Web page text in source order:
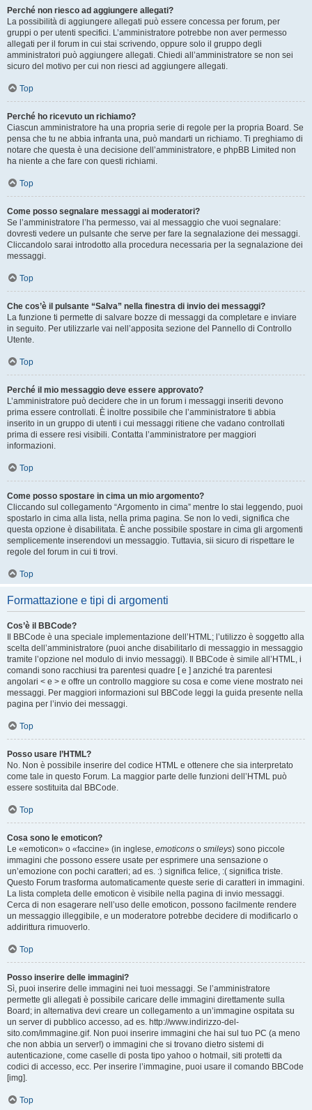
Perché non riesco ad aggiungere allegati?
La possibilità di aggiungere allegati può essere concessa per forum, per
gruppi o per utenti specifici. L’amministratore potrebbe non aver permesso
allegati per il forum in cui stai scrivendo, oppure solo il gruppo degli
amministratori può aggiungere allegati. Chiedi all’amministratore se non sei
sicuro del motivo per cui non riesci ad aggiungere allegati.
Top
Perché ho ricevuto un richiamo?
Ciascun amministratore ha una propria serie di regole per la propria Board. Se
pensa che tu ne abbia infranta una, può mandarti un richiamo. Ti preghiamo di
notare che questa è una decisione dell’amministratore, e phpBB Limited non
ha niente a che fare con questi richiami.
Top
Come posso segnalare messaggi ai moderatori?
Se l’amministratore l’ha permesso, vai al messaggio che vuoi segnalare:
dovresti vedere un pulsante che serve per fare la segnalazione dei messaggi.
Cliccandolo sarai introdotto alla procedura necessaria per la segnalazione dei
messaggi.
Top
Che cos’è il pulsante “Salva” nella finestra di invio dei messaggi?
La funzione ti permette di salvare bozze di messaggi da completare e inviare
in seguito. Per utilizzarle vai nell’apposita sezione del Pannello di Controllo
Utente.
Top
Perché il mio messaggio deve essere approvato?
L’amministratore può decidere che in un forum i messaggi inseriti devono
prima essere controllati. È inoltre possibile che l’amministratore ti abbia
inserito in un gruppo di utenti i cui messaggi ritiene che vadano controllati
prima di essere resi visibili. Contatta l’amministratore per maggiori
informazioni.
Top
Come posso spostare in cima un mio argomento?
Cliccando sul collegamento “Argomento in cima” mentre lo stai leggendo, puoi
spostarlo in cima alla lista, nella prima pagina. Se non lo vedi, significa che
questa opzione è disabilitata. È anche possibile spostare in cima gli argomenti
semplicemente inserendovi un messaggio. Tuttavia, sii sicuro di rispettare le
regole del forum in cui ti trovi.
Top
Formattazione e tipi di argomenti
Cos’è il BBCode?
Il BBCode è una speciale implementazione dell’HTML; l’utilizzo è soggetto alla
scelta dell’amministratore (puoi anche disabilitarlo di messaggio in messaggio
tramite l’opzione nel modulo di invio messaggi). Il BBCode è simile all’HTML, i
comandi sono racchiusi tra parentesi quadre [ e ] anziché tra parentesi
angolari < e > e offre un controllo maggiore su cosa e come viene mostrato nei
messaggi. Per maggiori informazioni sul BBCode leggi la guida presente nella
pagina per l’invio dei messaggi.
Top
Posso usare l’HTML?
No. Non è possibile inserire del codice HTML e ottenere che sia interpretato
come tale in questo Forum. La maggior parte delle funzioni dell’HTML può
essere sostituita dal BBCode.
Top
Cosa sono le emoticon?
Le «emoticon» o «faccine» (in inglese, emoticons o smileys) sono piccole
immagini che possono essere usate per esprimere una sensazione o
un’emozione con pochi caratteri; ad es. :) significa felice, :( significa triste.
Questo Forum trasforma automaticamente queste serie di caratteri in immagini.
La lista completa delle emoticon è visibile nella pagina di invio messaggi.
Cerca di non esagerare nell’uso delle emoticon, possono facilmente rendere
un messaggio illeggibile, e un moderatore potrebbe decidere di modificarlo o
addirittura rimuoverlo.
Top
Posso inserire delle immagini?
Sì, puoi inserire delle immagini nei tuoi messaggi. Se l’amministratore
permette gli allegati è possibile caricare delle immagini direttamente sulla
Board; in alternativa devi creare un collegamento a un’immagine ospitata su
un server di pubblico accesso, ad es. http://www.indirizzo-del-
sito.com/immagine.gif. Non puoi inserire immagini che hai sul tuo PC (a meno
che non abbia un server!) o immagini che si trovano dietro sistemi di
autenticazione, come caselle di posta tipo yahoo o hotmail, siti protetti da
codici di accesso, ecc. Per inserire l’immagine, puoi usare il comando BBCode
[img].
Top